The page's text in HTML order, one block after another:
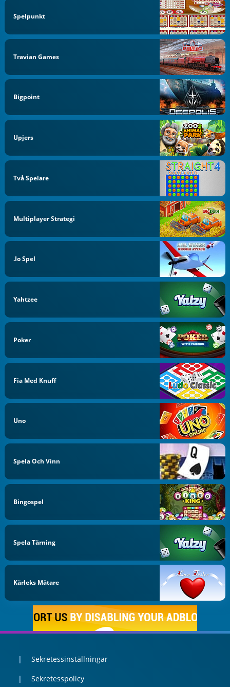
Spelpunkt
Travian Games
Bigpoint
Upjers
Två Spelare
Multiplayer Strategi
.io Spel
Yahtzee
Poker
Fia Med Knuff
Uno
Spela Och Vinn
Bingospel
Spela Tärning
Kärleks Mätare
Sekretessinställningar
Sekretesspolicy